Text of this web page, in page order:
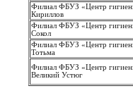
Филиал ФБУЗ «Центр
Кириллов
Филиал ФБУЗ «Центр
Сокол
Филиал ФБУЗ «Центр
Тотьма
Филиал ФБУЗ «Центр
Великий Устюг